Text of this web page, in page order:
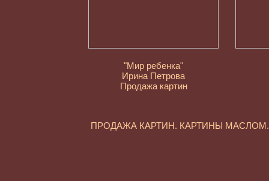
"Мир ребенка"
Ирина Петрова
Продажа картин
ПРОДАЖА КАРТИН. КАРТИНЫ